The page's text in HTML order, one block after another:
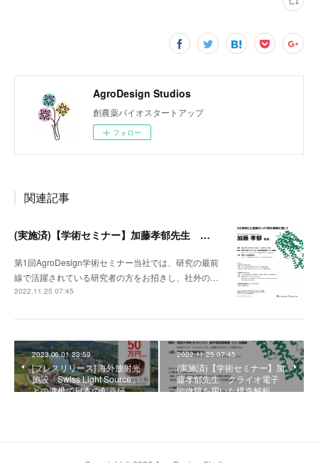
AgroDesign Studios
創農薬バイオスタートアップ
フォロー
関連記事
(実施済)【学術セミナー】加藤孝郁先生 クライオ電子顕微鏡を用いた構造解析、その実例と小型膜タンパク質の戦略に関して
第1回AgroDesign学術セミナー当社では、研究の最前
線で活躍されている研究者の方をお招きし、社外の…
2022.11.25 07:45
2023.06.01 23:59
[プレスリリース] 海外放射光
施設「Swiss Light Source」
との連携で日本の創薬研…
2022.11.25 07:45
(実施済)【学術セミナー】加
藤孝郁先生 クライオ電子
顕微鏡を用いた構造解析…